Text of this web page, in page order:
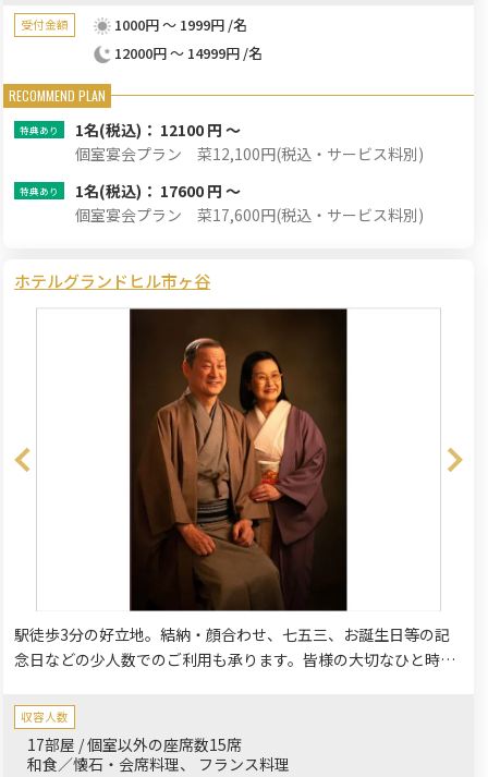
受付金額
1000円 ～ 1999円 /名
12000円 ～ 14999円 /名
1名(税込)： 12100 円 ～
個室宴会プラン 菜12,100円(税込・サービス料別)
1名(税込)： 17600 円 ～
個室宴会プラン 菜17,600円(税込・サービス料別)
ホテルグランドヒル市ヶ谷
駅徒歩3分の好立地。結納・顔合わせ、七五三、お誕生日等の記
念日などの少人数でのご利用も承ります。皆様の大切なひと時を
収容人数
17部屋 / 個室以外の座席数15席
和食／懐石・会席料理
フランス料理